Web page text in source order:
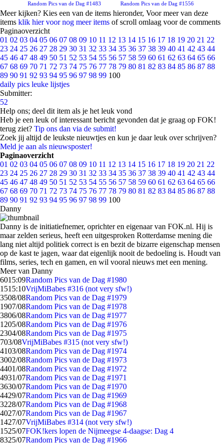
Random Pics van de Dag #1483 Random Pics van de Dag #1556
Meer kijken? Kies een van de items hieronder, Voor meer van deze
items klik hier voor nog meer items of scroll omlaag voor de comments
Paginaoverzicht
01 02 03 04 05 06 07 08 09 10 11 12 13 14 15 16 17 18 19 20 21 22
23 24 25 26 27 28 29 30 31 32 33 34 35 36 37 38 39 40 41 42 43 44
45 46 47 48 49 50 51 52 53 54 55 56 57 58 59 60 61 62 63 64 65 66
67 68 69 70 71 72 73 74 75 76 77 78 79 80 81 82 83 84 85 86 87 88
89 90 91 92 93 94 95 96 97 98 99 100
daily pics leuke lijstjes
Submitter:
52
Help ons; deel dit item als je het leuk vond
Heb je een leuk of interessant bericht gevonden dat je graag op FOK!
terug ziet? Tip ons dan via de submit!
Zoek jij altijd de leukste nieuwtjes en kun je daar leuk over schrijven?
Meld je aan als nieuwsposter!
Paginaoverzicht
01 02 03 04 05 06 07 08 09 10 11 12 13 14 15 16 17 18 19 20 21 22
23 24 25 26 27 28 29 30 31 32 33 34 35 36 37 38 39 40 41 42 43 44
45 46 47 48 49 50 51 52 53 54 55 56 57 58 59 60 61 62 63 64 65 66
67 68 69 70 71 72 73 74 75 76 77 78 79 80 81 82 83 84 85 86 87 88
89 90 91 92 93 94 95 96 97 98 99 100
Danny
Danny is de initiatiefnemer, oprichter en eigenaar van FOK.nl. Hij is
maar zelden serieus, heeft een uitgesproken Rotterdamse mening die
lang niet altijd politiek correct is en bezit de bizarre eigenschap mensen
op de kast te jagen, waar dat eigenlijk nooit de bedoeling is. Houdt van
films, series, tech en gamen, en wil vooral nieuws met een mening.
Meer van Danny
6015:09Random Pics van de Dag #1980
1515:10VrijMiBabes #316 (not very sfw!)
3508/08Random Pics van de Dag #1979
1907/08Random Pics van de Dag #1978
3806/08Random Pics van de Dag #1977
1205/08Random Pics van de Dag #1976
2304/08Random Pics van de Dag #1975
703/08VrijMiBabes #315 (not very sfw!)
4103/08Random Pics van de Dag #1974
3002/08Random Pics van de Dag #1973
4401/08Random Pics van de Dag #1972
4931/07Random Pics van de Dag #1971
3630/07Random Pics van de Dag #1970
4429/07Random Pics van de Dag #1969
3228/07Random Pics van de Dag #1968
4027/07Random Pics van de Dag #1967
1427/07VrijMiBabes #314 (not very sfw!)
1525/07FOK!kers lopen de Nijmeegse 4-daagse: Dag 4
8325/07Random Pics van de Dag #1966